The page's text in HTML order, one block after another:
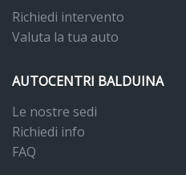
Richiedi intervento
Valuta la tua auto
AUTOCENTRI BALDUINA
Le nostre sedi
Richiedi info
FAQ